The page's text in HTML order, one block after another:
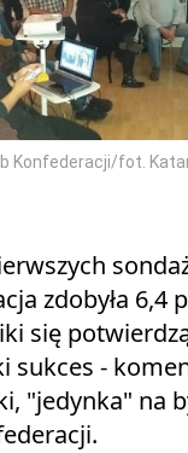
Konfederacji/fot.
zdobyła 6,4
się
sukces -
"jedynka" na